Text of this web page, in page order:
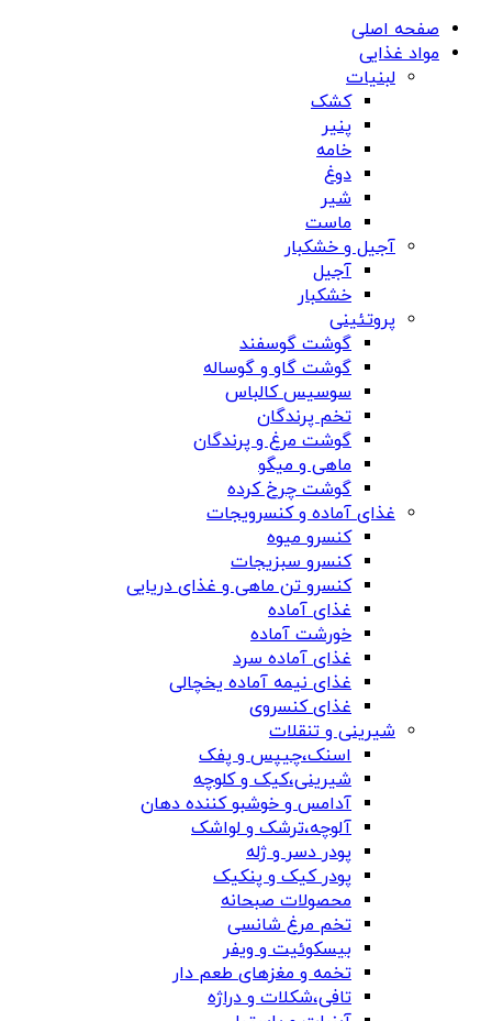
صفحه اصلی
مواد غذایی
لبنیات
کشک
پنیر
خامه
دوغ
شیر
ماست
آجیل و خشکبار
آجیل
خشکبار
پروتئینی
گوشت گوسفند
گوشت گاو و گوساله
سوسیس کالباس
تخم پرندگان
گوشت مرغ و پرندگان
ماهی و میگو
گوشت چرخ کرده
غذای آماده و کنسرویجات
کنسرو میوه
کنسرو سبزیجات
کنسرو تن ماهی و غذای دریایی
غذای آماده
خورشت آماده
غذای آماده سرد
غذای نیمه آماده یخچالی
غذای کنسروی
شیرینی و تنقلات
اسنک،چیپس و پفک
شیرینی،کیک و کلوچه
آدامس و خوشبو کننده دهان
آلوچه،ترشک و لواشک
پودر دسر و ژله
پودر کیک و پنکیک
محصولات صبحانه
تخم مرغ شانسی
بیسکوئیت و ویفر
تخمه و مغزهای طعم دار
تافی،شکلات و دراژه